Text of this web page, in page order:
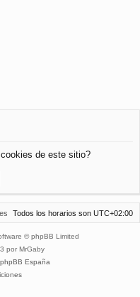
de este sitio?
Todos los horarios son UTC+02:00
© phpBB Limited
por MrGaby
phpBB España